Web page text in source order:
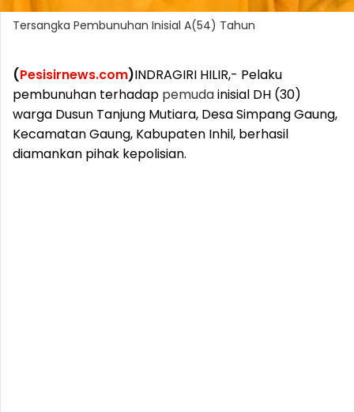
Tersangka Pembunuhan Inisial A(54) Tahun
(Pesisirnews.com)INDRAGIRI HILIR,- Pelaku
pembunuhan terhadap pemudainisial DH (30)
warga Dusun Tanjung Mutiara, Desa Simpang Gaung,
Kecamatan Gaung, Kabupaten Inhil, berhasil
diamankan pihak kepolisian.